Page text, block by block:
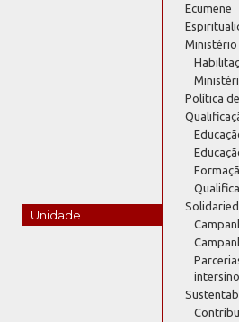
Unidade
Ecumene
Ministério
Política